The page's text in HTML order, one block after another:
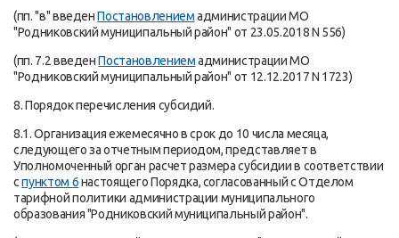
(пп. "в" введенПостановлениемадминистрации МО
"Родниковский муниципальный район" от 23.05.2018 N 556)
(пп. 7.2 введенПостановлениемадминистрации МО
"Родниковский муниципальный район" от 12.12.2017 N 1723)
8. Порядок перечисления субсидий.
8.1. Организация ежемесячно в срок до 10 числа месяца,
следующего за отчетным периодом, представляет в
Уполномоченный орган расчет размера субсидии в соответствии
спунктом 6настоящего Порядка, согласованный с Отделом
тарифной политики администрации муниципального
образования "Родниковский муниципальный район".